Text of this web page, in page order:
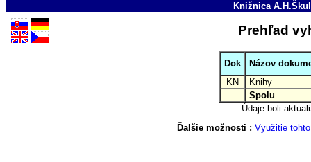
Knižnica
Prehľad
Dok
Názov
KN
Knihy
Spolu
Údaje boli
Ďalšie možnosti : Využitie